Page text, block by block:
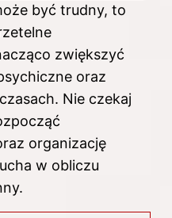
być trudny, to
zwiększyć
oraz
Nie czekaj
organizację
w obliczu